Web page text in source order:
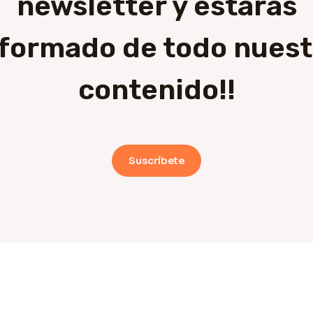
de todo
contenido!!
Suscríbete